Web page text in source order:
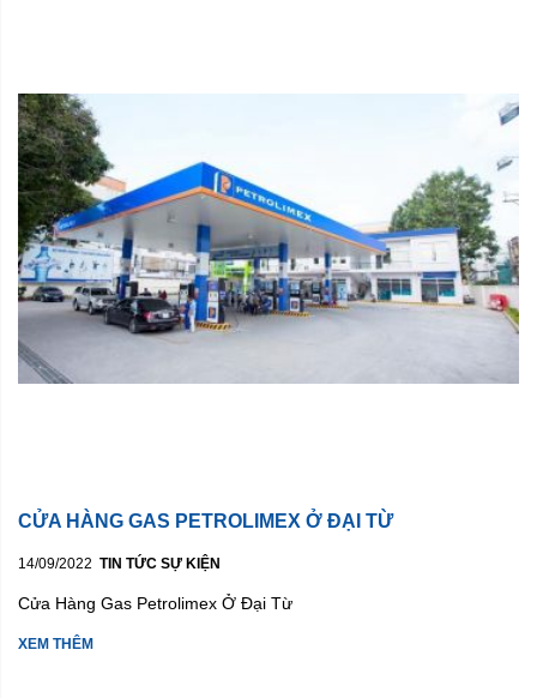
CỬA HÀNG GAS PETROLIMEX Ở ĐẠI TỪ
14/09/2022 TIN TỨC SỰ KIỆN
Cửa Hàng Gas Petrolimex Ở Đại Từ
XEM THÊM